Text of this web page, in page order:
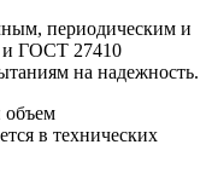
периодическим и
ГОСТ 27410
на надежность.
объем
в технических